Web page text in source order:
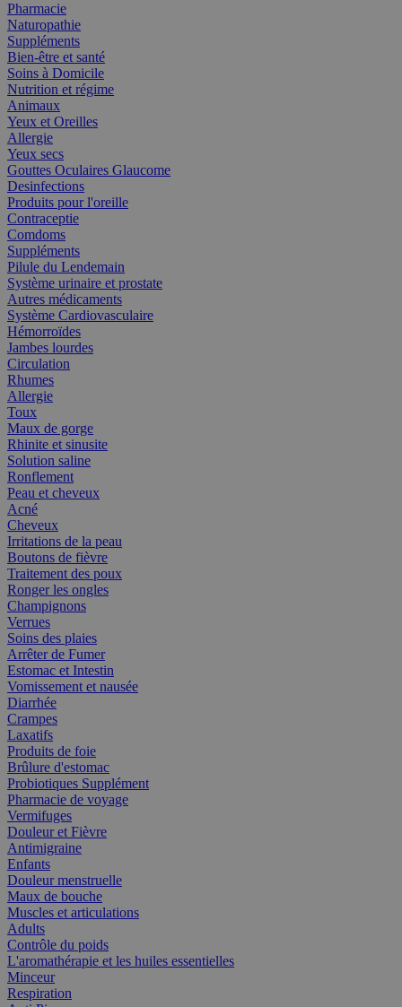
Pharmacie
Naturopathie
Suppléments
Bien-être et santé
Soins à Domicile
Nutrition et régime
Animaux
Yeux et Oreilles
Allergie
Yeux secs
Gouttes Oculaires Glaucome
Desinfections
Produits pour l'oreille
Contraceptie
Comdoms
Suppléments
Pilule du Lendemain
Système urinaire et prostate
Autres médicaments
Système Cardiovasculaire
Hémorroïdes
Jambes lourdes
Circulation
Rhumes
Allergie
Toux
Maux de gorge
Rhinite et sinusite
Solution saline
Ronflement
Peau et cheveux
Acné
Cheveux
Irritations de la peau
Boutons de fièvre
Traitement des poux
Ronger les ongles
Champignons
Verrues
Soins des plaies
Arrêter de Fumer
Estomac et Intestin
Vomissement et nausée
Diarrhée
Crampes
Laxatifs
Produits de foie
Brûlure d'estomac
Probiotiques Supplément
Pharmacie de voyage
Vermifuges
Douleur et Fièvre
Antimigraine
Enfants
Douleur menstruelle
Maux de bouche
Muscles et articulations
Adults
Contrôle du poids
L'aromathérapie et les huiles essentielles
Minceur
Respiration